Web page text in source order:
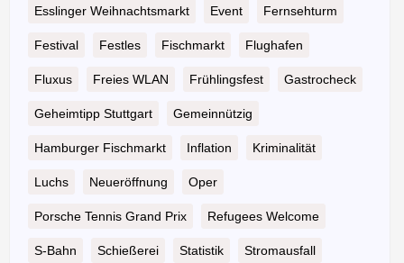
Esslinger Weihnachtsmarkt Event Fernsehturm
Festival Festles Fischmarkt Flughafen
Fluxus Freies WLAN Frühlingsfest Gastrocheck
Geheimtipp Stuttgart Gemeinnützig
Hamburger Fischmarkt Inflation Kriminalität
Luchs Neueröffnung Oper
Porsche Tennis Grand Prix Refugees Welcome
S-Bahn Schießerei Statistik Stromausfall